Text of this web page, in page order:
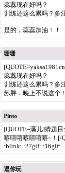
蕊蕊现在好吗？
训练还这么累吗？多
是的，蕊蕊加油！！
珊珊
蕊蕊现在好吗？
训练还这么累吗？多
苏胖．晚上不说这
Pinto
[QUOTE=溪儿]猜题
嘻嘻嘻嘻嘻嘻嘻~！[/
:blink: :27gif: :16gif:
逗你玩